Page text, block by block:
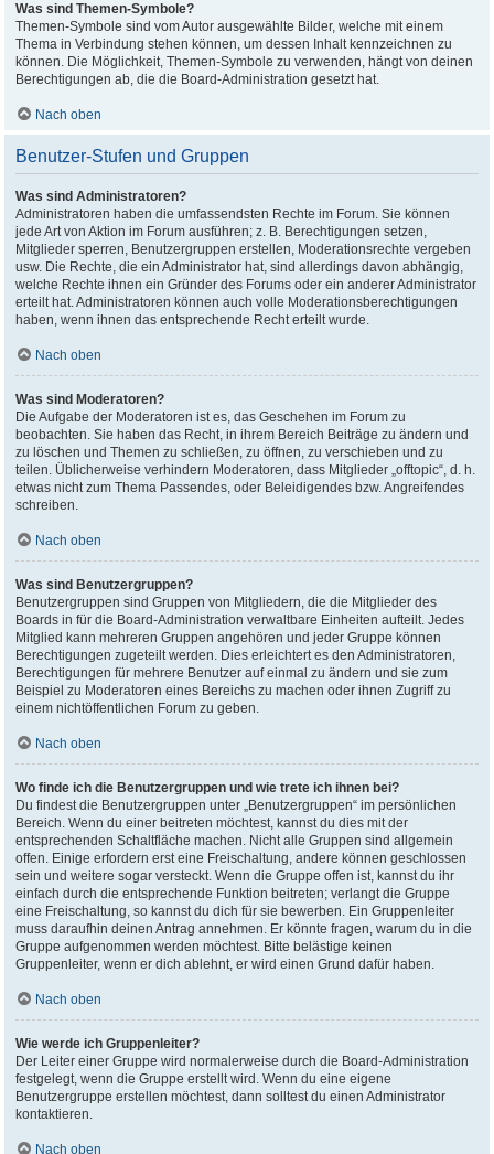
Was sind Themen-Symbole?
Themen-Symbole sind vom Autor ausgewählte Bilder, welche mit einem
Thema in Verbindung stehen können, um dessen Inhalt kennzeichnen zu
können. Die Möglichkeit, Themen-Symbole zu verwenden, hängt von deinen
Berechtigungen ab, die die Board-Administration gesetzt hat.
Nach oben
Benutzer-Stufen und Gruppen
Was sind Administratoren?
Administratoren haben die umfassendsten Rechte im Forum. Sie können
jede Art von Aktion im Forum ausführen; z. B. Berechtigungen setzen,
Mitglieder sperren, Benutzergruppen erstellen, Moderationsrechte vergeben
usw. Die Rechte, die ein Administrator hat, sind allerdings davon abhängig,
welche Rechte ihnen ein Gründer des Forums oder ein anderer Administrator
erteilt hat. Administratoren können auch volle Moderationsberechtigungen
haben, wenn ihnen das entsprechende Recht erteilt wurde.
Nach oben
Was sind Moderatoren?
Die Aufgabe der Moderatoren ist es, das Geschehen im Forum zu
beobachten. Sie haben das Recht, in ihrem Bereich Beiträge zu ändern und
zu löschen und Themen zu schließen, zu öffnen, zu verschieben und zu
teilen. Üblicherweise verhindern Moderatoren, dass Mitglieder „offtopic“, d. h.
etwas nicht zum Thema Passendes, oder Beleidigendes bzw. Angreifendes
schreiben.
Nach oben
Was sind Benutzergruppen?
Benutzergruppen sind Gruppen von Mitgliedern, die die Mitglieder des
Boards in für die Board-Administration verwaltbare Einheiten aufteilt. Jedes
Mitglied kann mehreren Gruppen angehören und jeder Gruppe können
Berechtigungen zugeteilt werden. Dies erleichtert es den Administratoren,
Berechtigungen für mehrere Benutzer auf einmal zu ändern und sie zum
Beispiel zu Moderatoren eines Bereichs zu machen oder ihnen Zugriff zu
einem nichtöffentlichen Forum zu geben.
Nach oben
Wo finde ich die Benutzergruppen und wie trete ich ihnen bei?
Du findest die Benutzergruppen unter „Benutzergruppen“ im persönlichen
Bereich. Wenn du einer beitreten möchtest, kannst du dies mit der
entsprechenden Schaltfläche machen. Nicht alle Gruppen sind allgemein
offen. Einige erfordern erst eine Freischaltung, andere können geschlossen
sein und weitere sogar versteckt. Wenn die Gruppe offen ist, kannst du ihr
einfach durch die entsprechende Funktion beitreten; verlangt die Gruppe
eine Freischaltung, so kannst du dich für sie bewerben. Ein Gruppenleiter
muss daraufhin deinen Antrag annehmen. Er könnte fragen, warum du in die
Gruppe aufgenommen werden möchtest. Bitte belästige keinen
Gruppenleiter, wenn er dich ablehnt, er wird einen Grund dafür haben.
Nach oben
Wie werde ich Gruppenleiter?
Der Leiter einer Gruppe wird normalerweise durch die Board-Administration
festgelegt, wenn die Gruppe erstellt wird. Wenn du eine eigene
Benutzergruppe erstellen möchtest, dann solltest du einen Administrator
kontaktieren.
Nach oben